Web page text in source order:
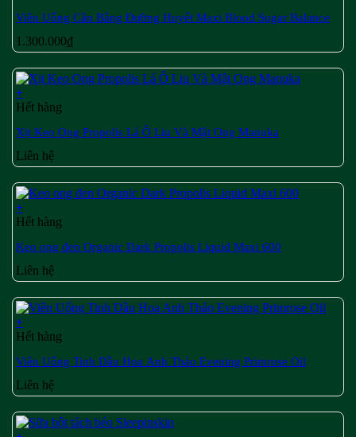
Viên Uống Cân Bằng Đường Huyết Maxi Blood Sugar Balance
1.300.000₫
+
Hết hàng
Xịt Keo Ong Propolis Lá Ô Liu Và Mật Ong Manuka
Liên hệ
+
Hết hàng
Keo ong đen Organic Dark Propolis Liquid Maxi 600
Liên hệ
+
Hết hàng
Viên Uống Tinh Dầu Hoa Anh Thảo Evening Primrose Oil
Liên hệ